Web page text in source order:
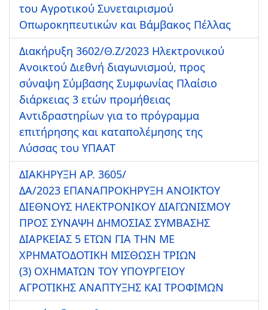
του Αγροτικού Συνεταιρισμού
Οπωροκηπευτικών και Βάμβακος Πέλλας
Διακήρυξη 3602/Θ.Ζ/2023 Ηλεκτρονικού
Ανοικτού Διεθνή διαγωνισμού, προς
σύναψη Σύμβασης Συμφωνίας Πλαίσιο
διάρκειας 3 ετών προμήθειας
Αντιδραστηρίων για το πρόγραμμα
επιτήρησης και καταπολέμησης της
Λύσσας του ΥΠΑΑΤ
ΔΙΑΚΗΡΥΞΗ ΑΡ. 3605/
ΔΑ/2023 ΕΠΑΝΑΠΡΟΚΗΡΥΞΗ ΑΝΟΙΚΤΟΥ
ΔΙΕΘΝΟΥΣ ΗΛΕΚΤΡΟΝΙΚΟΥ ΔΙΑΓΩΝΙΣΜΟΥ
ΠΡΟΣ ΣΥΝΑΨΗ ΔΗΜΟΣΙΑΣ ΣΥΜΒΑΣΗΣ
ΔΙΑΡΚΕΙΑΣ 5 ΕΤΩΝ ΓΙΑ ΤΗΝ ΜΕ
ΧΡΗΜΑΤΟΔΟΤΙΚΗ ΜΙΣΘΩΣΗ ΤΡΙΩΝ
(3) ΟΧΗΜΑΤΩΝ ΤΟΥ ΥΠΟΥΡΓΕΙΟΥ
ΑΓΡΟΤΙΚΗΣ ΑΝΑΠΤΥΞΗΣ ΚΑΙ ΤΡΟΦΙΜΩΝ